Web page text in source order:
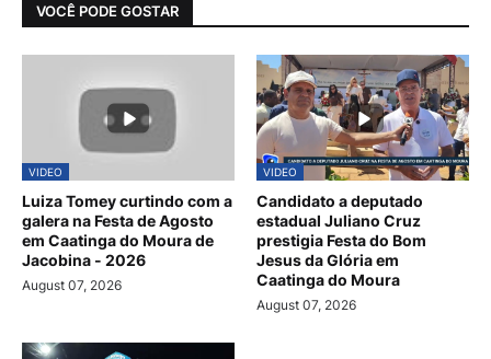
VOCÊ PODE GOSTAR
VIDEO
Luiza Tomey curtindo com a
galera na Festa de Agosto
em Caatinga do Moura de
Jacobina - 2026
August 07, 2026
VIDEO
Candidato a deputado
estadual Juliano Cruz
prestigia Festa do Bom
Jesus da Glória em
Caatinga do Moura
August 07, 2026